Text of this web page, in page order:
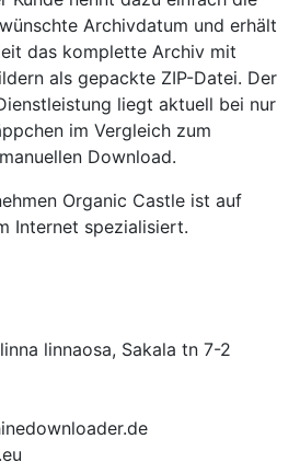
Archivdatum und erhält
das komplette Archiv mit
als gepackte ZIP-Datei. Der
liegt aktuell bei nur
im Vergleich zum
Download.
Organic Castle ist auf
Internet spezialisiert.
linnaosa, Sakala tn 7-2